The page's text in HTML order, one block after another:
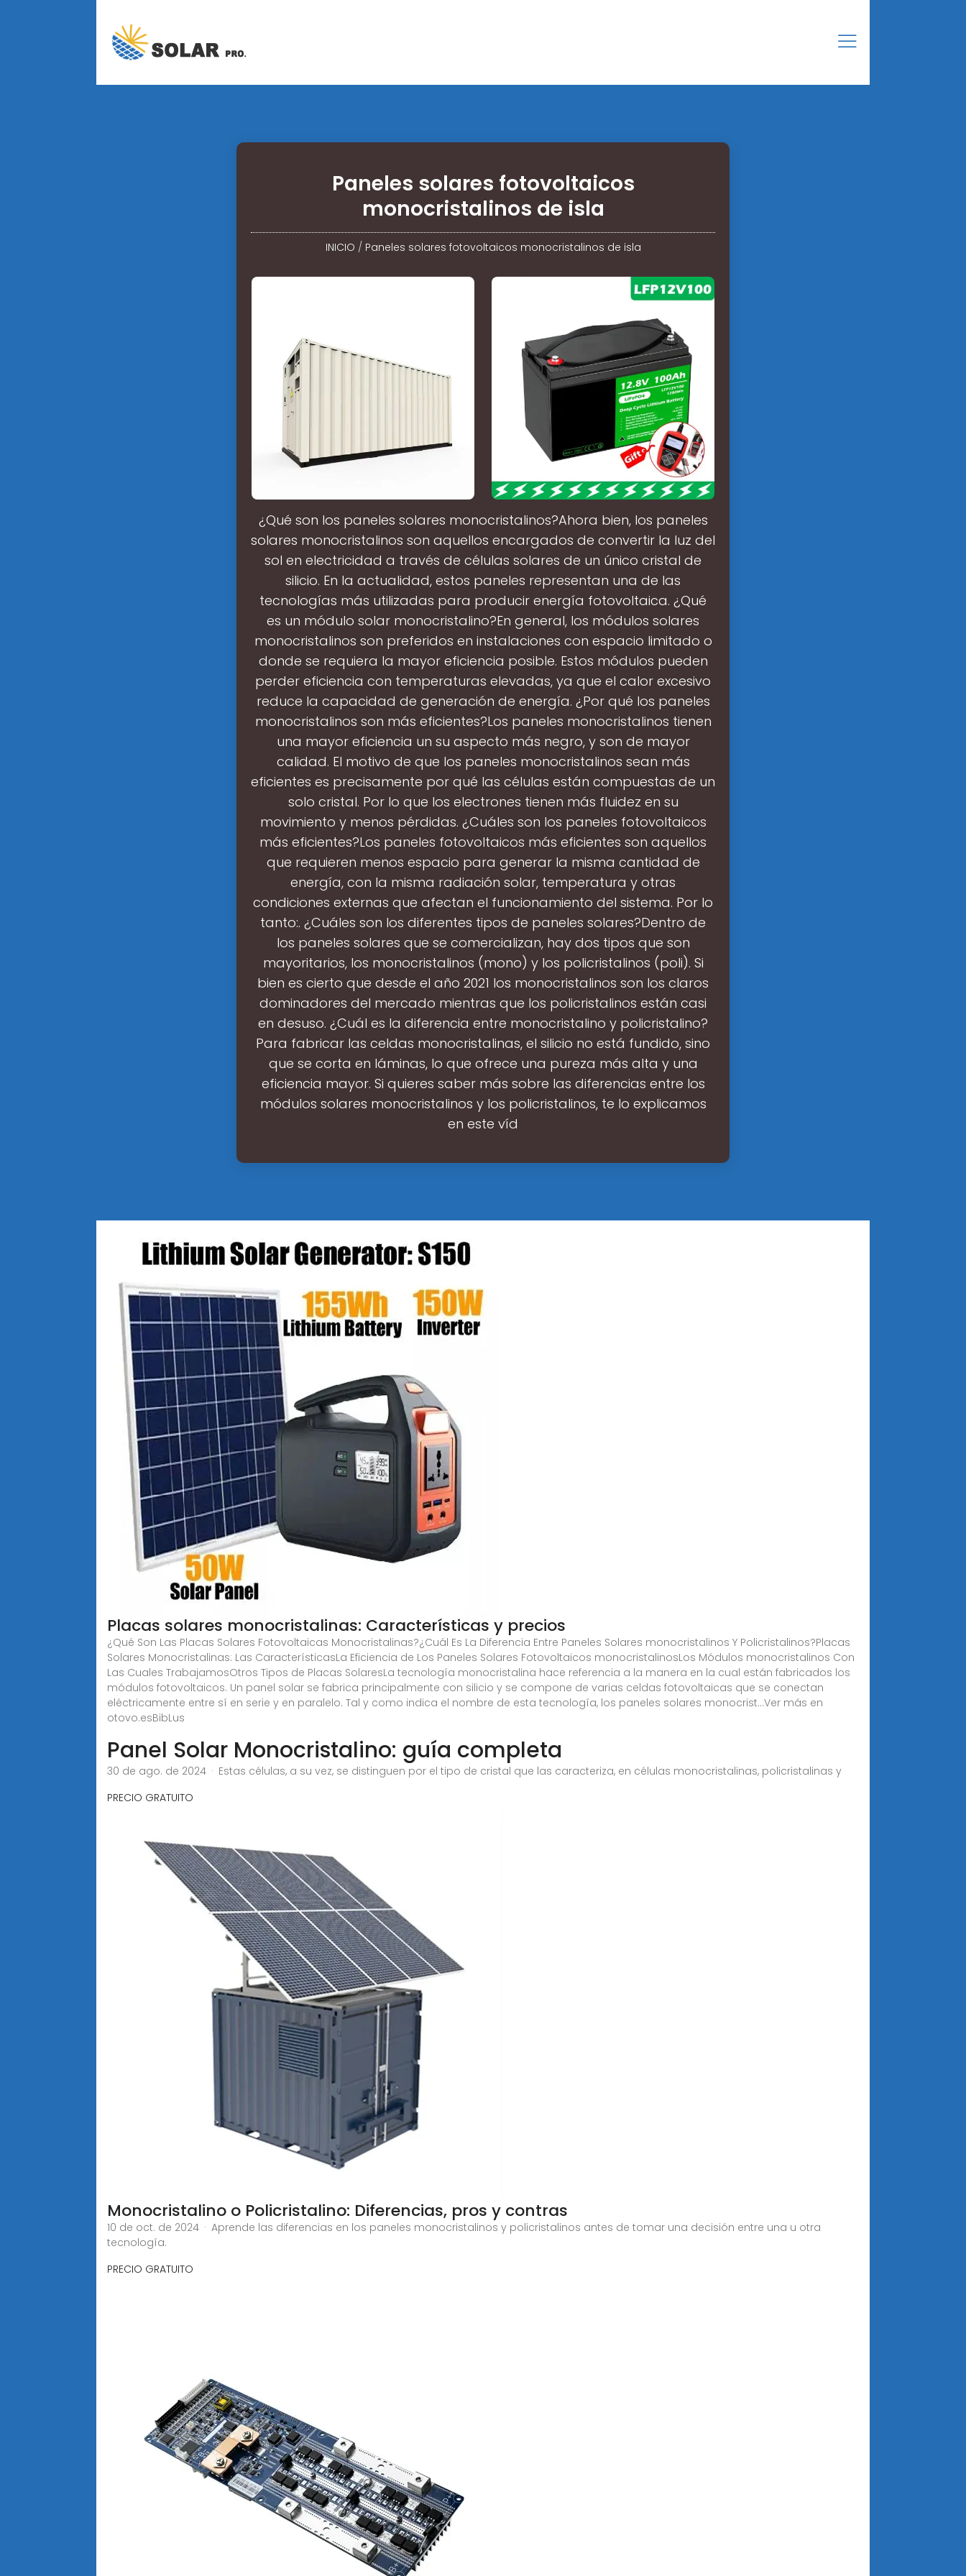
Paneles solares fotovoltaicos
monocristalinos de isla
INICIO / Paneles solares fotovoltaicos monocristalinos de isla
¿Qué son los paneles solares monocristalinos?Ahora bien, los paneles
solares monocristalinos son aquellos encargados de convertir la luz del
sol en electricidad a través de células solares de un único cristal de
silicio. En la actualidad, estos paneles representan una de las
tecnologías más utilizadas para producir energía fotovoltaica. ¿Qué
es un módulo solar monocristalino?En general, los módulos solares
monocristalinos son preferidos en instalaciones con espacio limitado o
donde se requiera la mayor eficiencia posible. Estos módulos pueden
perder eficiencia con temperaturas elevadas, ya que el calor excesivo
reduce la capacidad de generación de energía. ¿Por qué los paneles
monocristalinos son más eficientes?Los paneles monocristalinos tienen
una mayor eficiencia un su aspecto más negro, y son de mayor
calidad. El motivo de que los paneles monocristalinos sean más
eficientes es precisamente por qué las células están compuestas de un
solo cristal. Por lo que los electrones tienen más fluidez en su
movimiento y menos pérdidas. ¿Cuáles son los paneles fotovoltaicos
más eficientes?Los paneles fotovoltaicos más eficientes son aquellos
que requieren menos espacio para generar la misma cantidad de
energía, con la misma radiación solar, temperatura y otras
condiciones externas que afectan el funcionamiento del sistema. Por lo
tanto:. ¿Cuáles son los diferentes tipos de paneles solares?Dentro de
los paneles solares que se comercializan, hay dos tipos que son
mayoritarios, los monocristalinos (mono) y los policristalinos (poli). Si
bien es cierto que desde el año 2021 los monocristalinos son los claros
dominadores del mercado mientras que los policristalinos están casi
en desuso. ¿Cuál es la diferencia entre monocristalino y policristalino?
Para fabricar las celdas monocristalinas, el silicio no está fundido, sino
que se corta en láminas, lo que ofrece una pureza más alta y una
eficiencia mayor. Si quieres saber más sobre las diferencias entre los
módulos solares monocristalinos y los policristalinos, te lo explicamos
en este víd
Placas solares monocristalinas: Características y precios
¿Qué Son Las Placas Solares Fotovoltaicas Monocristalinas?¿Cuál Es La Diferencia Entre Paneles Solares monocristalinos Y Policristalinos?Placas
Solares Monocristalinas: Las CaracterísticasLa Eficiencia de Los Paneles Solares Fotovoltaicos monocristalinosLos Módulos monocristalinos Con
Las Cuales TrabajamosOtros Tipos de Placas SolaresLa tecnología monocristalina hace referencia a la manera en la cual están fabricados los
módulos fotovoltaicos. Un panel solar se fabrica principalmente con silicio y se compone de varias celdas fotovoltaicas que se conectan
eléctricamente entre sí en serie y en paralelo. Tal y como indica el nombre de esta tecnología, los paneles solares monocrist...Ver más en
otovo.esBibLus
Panel Solar Monocristalino: guía completa
30 de ago. de 2024 · Estas células, a su vez, se distinguen por el tipo de cristal que las caracteriza, en células monocristalinas, policristalinas y
PRECIO GRATUITO
Monocristalino o Policristalino: Diferencias, pros y contras
10 de oct. de 2024 · Aprende las diferencias en los paneles monocristalinos y policristalinos antes de tomar una decisión entre una u otra
tecnología.
PRECIO GRATUITO